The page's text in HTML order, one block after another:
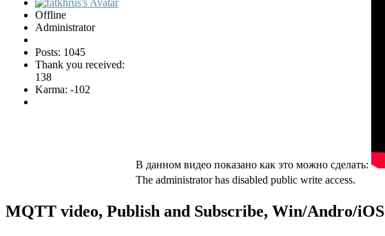
Offline
Administrator
Posts: 1045
Thank you received:
138
Karma: -102
В данном видео показано как это можно сделать:
The administrator has disabled public write access.
MQTT video, Publish and Subscribe, Win/Andro/iOS